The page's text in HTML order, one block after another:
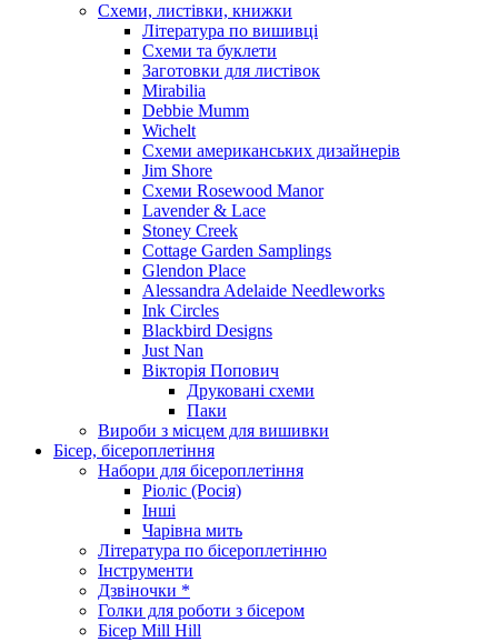
Схеми, листівки, книжки
Література по вишивці
Схеми та буклети
Заготовки для листівок
Mirabilia
Debbie Mumm
Wichelt
Схеми американських дизайнерів
Jim Shore
Cхеми Rosewood Manor
Lavender & Lace
Stoney Creek
Cottage Garden Samplings
Glendon Place
Alessandra Adelaide Needleworks
Ink Circles
Blackbird Designs
Just Nan
Вікторія Попович
Друковані схеми
Паки
Вироби з місцем для вишивки
Бісер, бісероплетіння
Набори для бісероплетіння
Ріоліс (Росія)
Інші
Чарівна мить
Література по бісероплетінню
Інструменти
Дзвіночки *
Голки для роботи з бісером
Бісер Mill Hill